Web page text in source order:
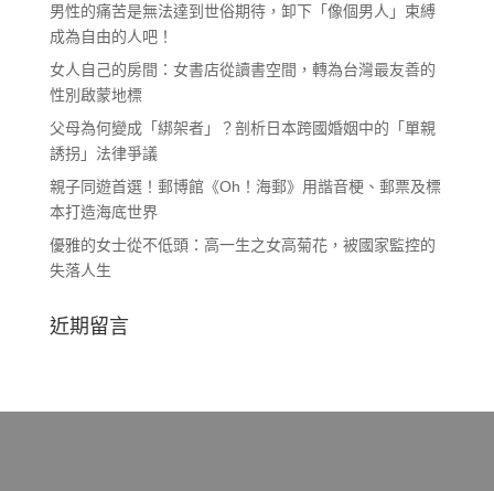
男性的痛苦是無法達到世俗期待，卸下「像個男人」束縛
成為自由的人吧！
女人自己的房間：女書店從讀書空間，轉為台灣最友善的
性別啟蒙地標
父母為何變成「綁架者」？剖析日本跨國婚姻中的「單親
誘拐」法律爭議
親子同遊首選！郵博館《Oh！海郵》用諧音梗、郵票及標
本打造海底世界
優雅的女士從不低頭：高一生之女高菊花，被國家監控的
失落人生
近期留言